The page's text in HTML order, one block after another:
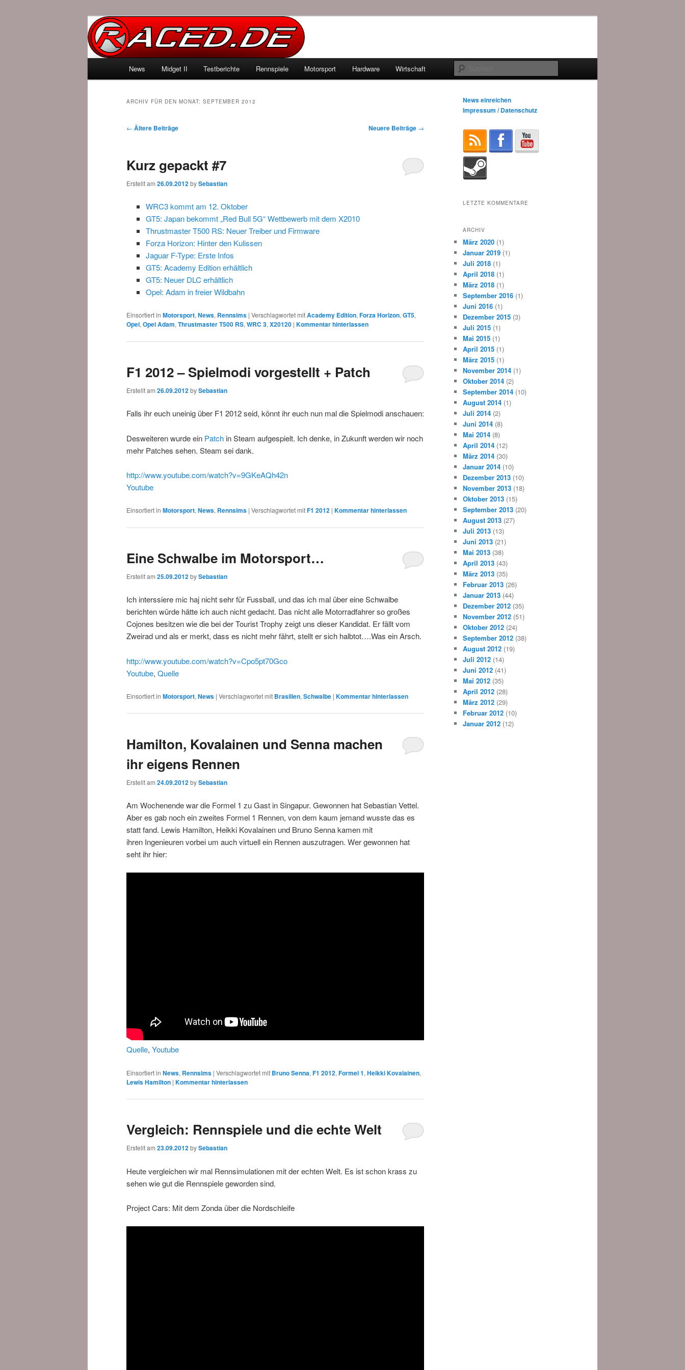
Raced.de
Zum Inhalt wechseln
Zum sekundären Inhalt wechseln
News Midget II Testberichte Rennspiele Motorsport Hardware Wirtschaft
ARCHIV FÜR DEN MONAT: SEPTEMBER 2012
Beitrags-Navigation
← Ältere Beiträge Neuere Beiträge →
Kurz gepackt #7
Erstellt am 26.09.2012bySebastian
WRC3 kommt am 12. Oktober
GT5: Japan bekommt „Red Bull 5G“ Wettbewerb mit dem X2010
Thrustmaster T500 RS: Neuer Treiber und Firmware
Forza Horizon: Hinter den Kulissen
Jaguar F-Type: Erste Infos
GT5: Academy Edition erhältlich
GT5: Neuer DLC erhältlich
Opel: Adam in freier Wildbahn
Einsortiert in Motorsport, News, Rennsims | Verschlagwortet mitAcademy Edition, Forza Horizon, GT5,
Opel, Opel Adam, Thrustmaster T500 RS, WRC 3, X20120 | Kommentar hinterlassen
F1 2012 – Spielmodi vorgestellt + Patch
Erstellt am 26.09.2012bySebastian
Falls ihr euch uneinig über F1 2012 seid, könnt ihr euch nun mal die Spielmodi anschauen:
Desweiteren wurde ein Patch in Steam aufgespielt. Ich denke, in Zukunft werden wir noch
mehr Patches sehen. Steam sei dank.
http://www.youtube.com/watch?v=9GKeAQh42n
Youtube
Einsortiert in Motorsport, News, Rennsims | Verschlagwortet mitF1 2012 | Kommentar hinterlassen
Eine Schwalbe im Motorsport…
Erstellt am 25.09.2012bySebastian
Ich interssiere mic haj nicht sehr für Fussball, und das ich mal über eine Schwalbe
berichten würde hätte ich auch nicht gedacht. Das nicht alle Motorradfahrer so großes
Cojones besitzen wie die bei der Tourist Trophy zeigt uns dieser Kandidat. Er fällt vom
Zweirad und als er merkt, dass es nicht mehr fährt, stellt er sich halbtot….Was ein Arsch.
http://www.youtube.com/watch?v=Cpo5pt70Gco
Youtube, Quelle
Einsortiert in Motorsport, News | Verschlagwortet mit Brasilien, Schwalbe | Kommentar hinterlassen
Hamilton, Kovalainen und Senna machen
ihr eigens Rennen
Erstellt am 24.09.2012bySebastian
Am Wochenende war die Formel 1 zu Gast in Singapur. Gewonnen hat Sebastian Vettel.
Aber es gab noch ein zweites Formel 1 Rennen, von dem kaum jemand wusste das es
statt fand. Lewis Hamilton, Heikki Kovalainen und Bruno Senna kamen mit
ihren Ingenieuren vorbei um auch virtuell ein Rennen auszutragen. Wer gewonnen hat
seht ihr hier:
Quelle, Youtube
Einsortiert in News, Rennsims | Verschlagwortet mit Bruno Senna, F1 2012, Formel 1, Heikki Kovalainen,
Lewis Hamilton | Kommentar hinterlassen
Vergleich: Rennspiele und die echte Welt
Erstellt am 23.09.2012bySebastian
Heute vergleichen wir mal Rennsimulationen mit der echten Welt. Es ist schon krass zu
sehen wie gut die Rennspiele geworden sind.
Project Cars: Mit dem Zonda über die Nordschleife
News einreichen
Impressum / Datenschutz
LETZTE KOMMENTARE
ARCHIV
März 2020 (1)
Januar 2019 (1)
Juli 2018 (1)
April 2018 (1)
März 2018 (1)
September 2016 (1)
Juni 2016 (1)
Dezember 2015 (3)
Juli 2015 (1)
Mai 2015 (1)
April 2015 (1)
März 2015 (1)
November 2014 (1)
Oktober 2014 (2)
September 2014 (10)
August 2014 (1)
Juli 2014 (2)
Juni 2014 (8)
Mai 2014 (8)
April 2014 (12)
März 2014 (30)
Januar 2014 (10)
Dezember 2013 (10)
November 2013 (18)
Oktober 2013 (15)
September 2013 (20)
August 2013 (27)
Juli 2013 (13)
Juni 2013 (21)
Mai 2013 (38)
April 2013 (43)
März 2013 (35)
Februar 2013 (26)
Januar 2013 (44)
Dezember 2012 (35)
November 2012 (51)
Oktober 2012 (24)
September 2012 (38)
August 2012 (19)
Juli 2012 (14)
Juni 2012 (41)
Mai 2012 (35)
April 2012 (28)
März 2012 (29)
Februar 2012 (10)
Januar 2012 (12)